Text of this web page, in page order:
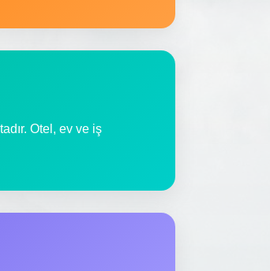
Otel, ev ve iş